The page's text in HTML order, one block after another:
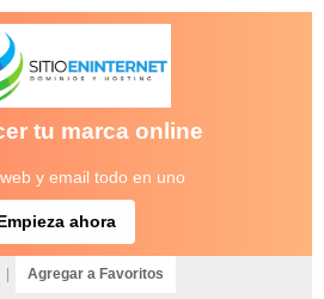
tu marca online
y email todo en uno
ahora
Agregar a Favoritos